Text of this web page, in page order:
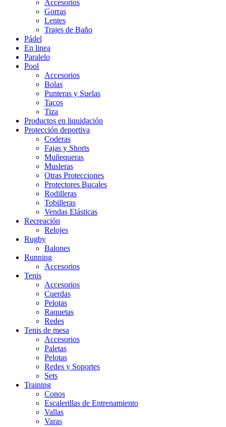
Accesorios
Gorras
Lentes
Trajes de Baño
Pádel
En linea
Paralelo
Pool
Accesorios
Bolas
Punteras y Suelas
Tacos
Tiza
Productos en liquidación
Protección deportiva
Coderas
Fajas y Shorts
Muñequeras
Musleras
Otras Protecciones
Protectores Bucales
Rodilleras
Tobilleras
Vendas Elásticas
Recreación
Relojes
Rugby
Balones
Running
Accesorios
Tenis
Accesorios
Cuerdas
Pelotas
Raquetas
Redes
Tenis de mesa
Accesorios
Paletas
Pelotas
Redes y Soportes
Sets
Training
Conos
Escalerillas de Entrenamiento
Vallas
Varas